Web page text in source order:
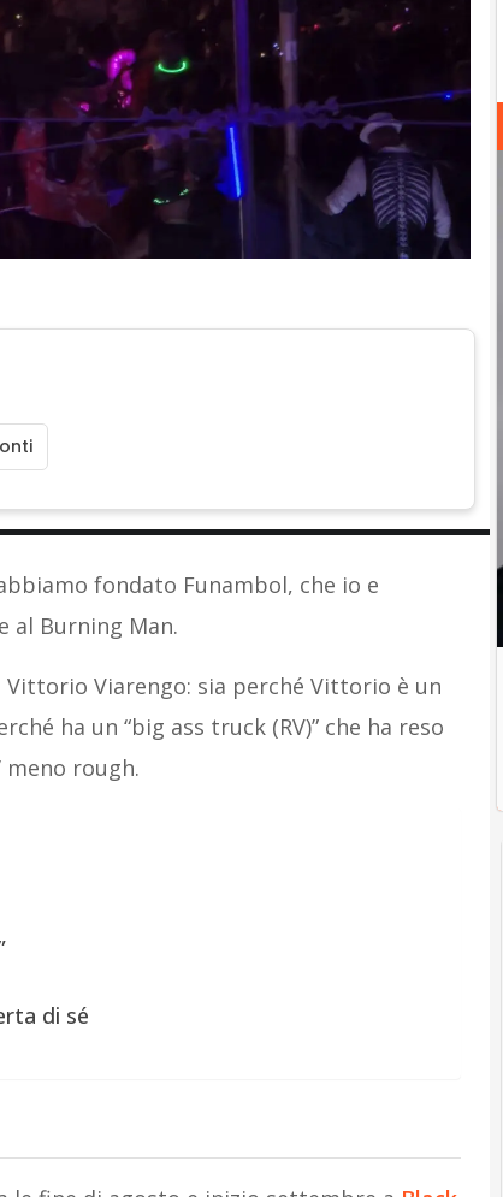
fondato Funambol, che io e
al Burning Man.
Viarengo: sia perché Vittorio è un
ha un “big ass truck (RV)” che ha reso
meno rough.
di sé